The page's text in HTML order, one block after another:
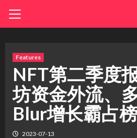
Menu
Features
NFT第二季度
坊资金外流、
Blur增长霸占
2023-07-13